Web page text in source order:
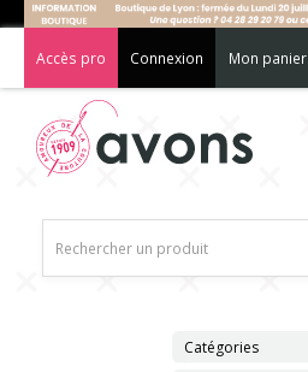
Accès pro Connexion Mon panier
Catégories